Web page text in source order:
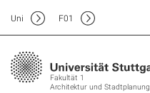
Fakultät 1
Architektur und Stadtplanung
Uni F01